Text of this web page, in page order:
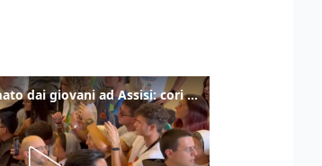
Papa Leone acclamato dai giovani ad Assisi: cori e applausi